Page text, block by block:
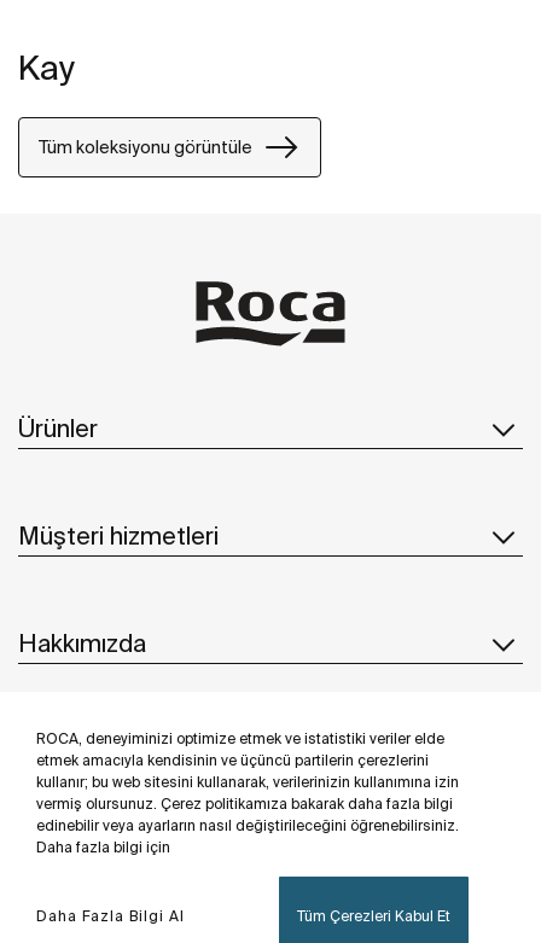
ROCA, deneyiminizi optimize etmek ve istatistiki veriler elde
etmek amacıyla kendisinin ve üçüncü partilerin çerezlerini
kullanır; bu web sitesini kullanarak, verilerinizin kullanımına izin
vermiş olursunuz. Çerez politikamıza bakarak daha fazla bilgi
edinebilir veya ayarların nasıl değiştirileceğini öğrenebilirsiniz.
Daha fazla bilgi için
Daha Fazla Bilgi Al Tüm Çerezleri Kabul Et
Kay
Tüm koleksiyonu görüntüle
Ürünler
Müşteri hizmetleri
Hakkımızda
İlham & Fikirler
Bizi takip edin